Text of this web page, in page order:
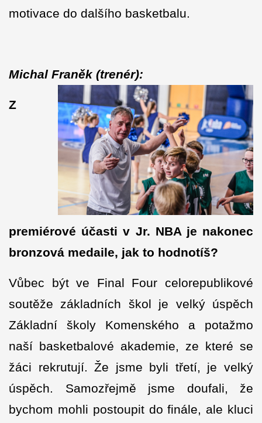
motivace do dalšího basketbalu.
Michal Franěk (trenér):
Z
premiérové účasti v Jr. NBA je nakonec
bronzová medaile, jak to hodnotíš?
Vůbec být ve Final Four celorepublikové
soutěže základních škol je velký úspěch
Základní školy Komenského a potažmo
naší basketbalové akademie, ze které se
žáci rekrutují. Že jsme byli třetí, je velký
úspěch. Samozřejmě jsme doufali, že
bychom mohli postoupit do finále, ale kluci